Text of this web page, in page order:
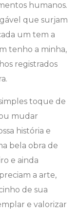
humanos.
que surjam
um tem a
tenho a minha,
registrados
toque de
mudar
história e
bela obra de
e ainda
a arte,
de sua
e valorizar